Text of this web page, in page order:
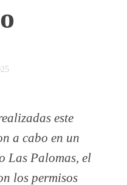
este
a cabo en un
Las Palomas, el
los permisos